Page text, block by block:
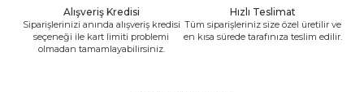
Alışveriş Kredisi
Siparişlerinizi anında alışveriş kredisi
seçeneği ile kart limiti problemi
olmadan tamamlayabilirsiniz.
Hızlı Teslimat
Tüm siparişleriniz size özel üretilir ve
en kısa sürede tarafınıza teslim edilir.